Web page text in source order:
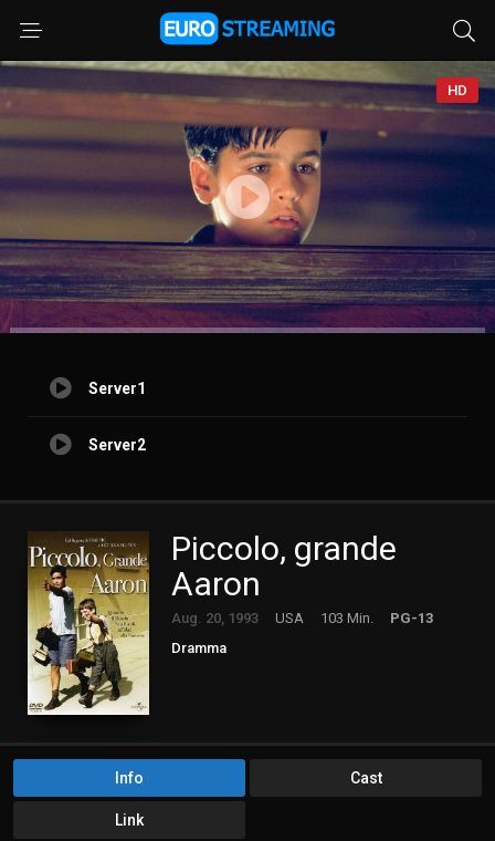
HD
Server1
Server2
Piccolo, grande
Aaron
Aug. 20, 1993 USA 103 Min.
PG-13
Dramma
Info Cast
Link